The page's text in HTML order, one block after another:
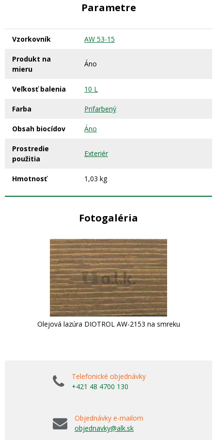
Parametre
Vzorkovník AW 53-15
Produkt na
mieru
Áno
Veľkosť balenia 10 L
Farba Prifarbený
Obsah biocídov Áno
Prostredie
použitia
Exteriér
Hmotnosť 1,03 kg
Fotogaléria
Olejová lazúra DIOTROL AW-2153 na smreku
Telefonické objednávky
+421 48 4700 130
Objednávky e-mailom
objednavky@alk.sk